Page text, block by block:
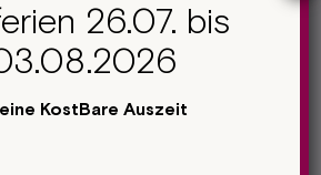
& Events
und Eventraum in der Churer
26.07. bis
KostBare Auszeit